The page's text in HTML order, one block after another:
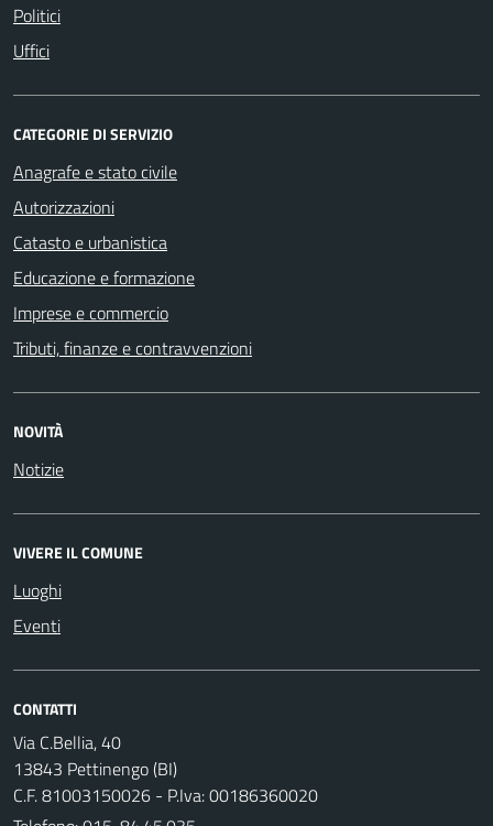
Politici
Uffici
CATEGORIE DI SERVIZIO
Anagrafe e stato civile
Autorizzazioni
Catasto e urbanistica
Educazione e formazione
Imprese e commercio
Tributi, finanze e contravvenzioni
NOVITÀ
Notizie
VIVERE IL COMUNE
Luoghi
Eventi
CONTATTI
Via C.Bellia, 40
13843 Pettinengo (BI)
C.F. 81003150026 - P.Iva: 00186360020